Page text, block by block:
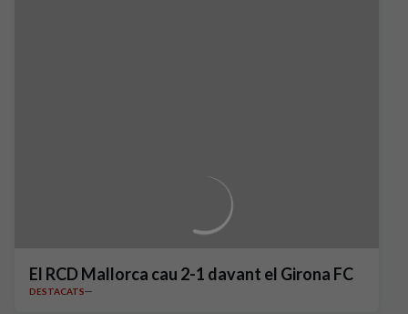
El RCD Mallorca cau 2-1 davant el Girona FC
DESTACATS